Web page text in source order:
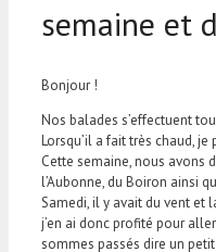
semaine et
Bonjour !
Nos balades s’effectuent
Lorsqu’il a fait très chaud,
Cette semaine, nous avons
l’Aubonne, du Boiron ainsi
Samedi, il y avait du vent et
j’en ai donc profité pour
sommes passés dire un